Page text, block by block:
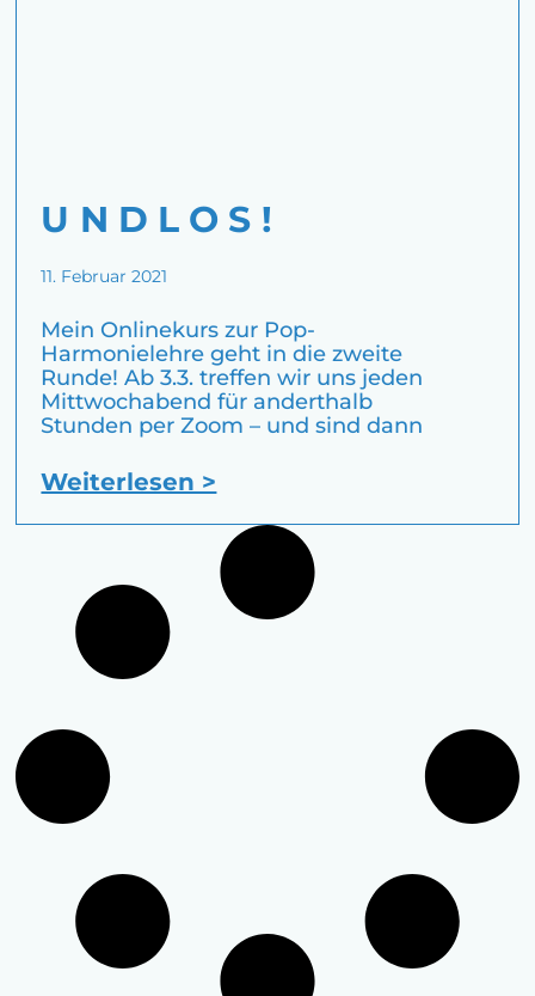
U N D L O S !
11. Februar 2021
Mein Onlinekurs zur Pop-
Harmonielehre geht in die zweite
Runde! Ab 3.3. treffen wir uns jeden
Mittwochabend für anderthalb
Stunden per Zoom – und sind dann
Weiterlesen >